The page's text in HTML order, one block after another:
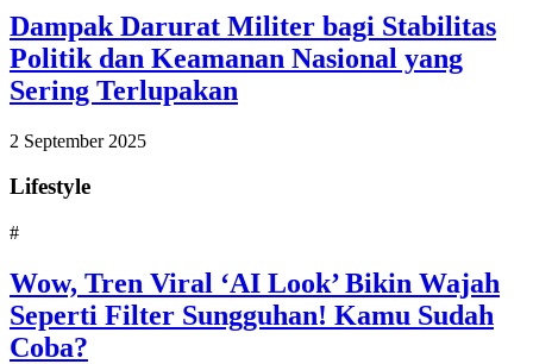
Dampak Darurat Militer bagi Stabilitas
Politik dan Keamanan Nasional yang
Sering Terlupakan
2 September 2025
Lifestyle
#
Wow, Tren Viral ‘AI Look’ Bikin Wajah
Seperti Filter Sungguhan! Kamu Sudah
Coba?